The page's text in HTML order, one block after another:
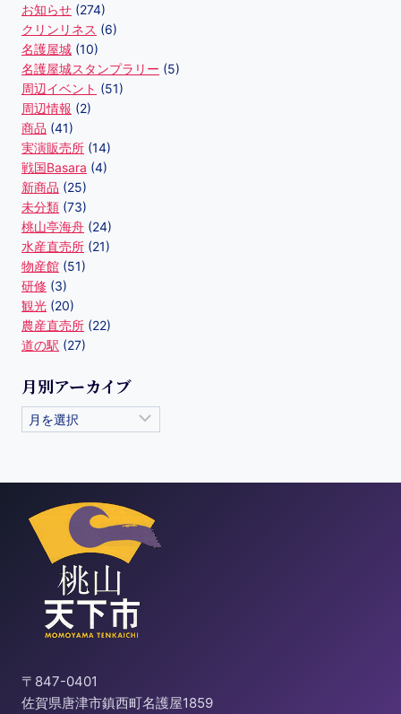
お知らせ (274)
クリンリネス (6)
名護屋城 (10)
名護屋城スタンプラリー (5)
周辺イベント (51)
周辺情報 (2)
商品 (41)
実演販売所 (14)
戦国Basara (4)
新商品 (25)
未分類 (73)
桃山亭海舟 (24)
水産直売所 (21)
物産館 (51)
研修 (3)
観光 (20)
農産直売所 (22)
道の駅 (27)
月別アーカイブ
〒847-0401
佐賀県唐津市鎮西町名護屋1859